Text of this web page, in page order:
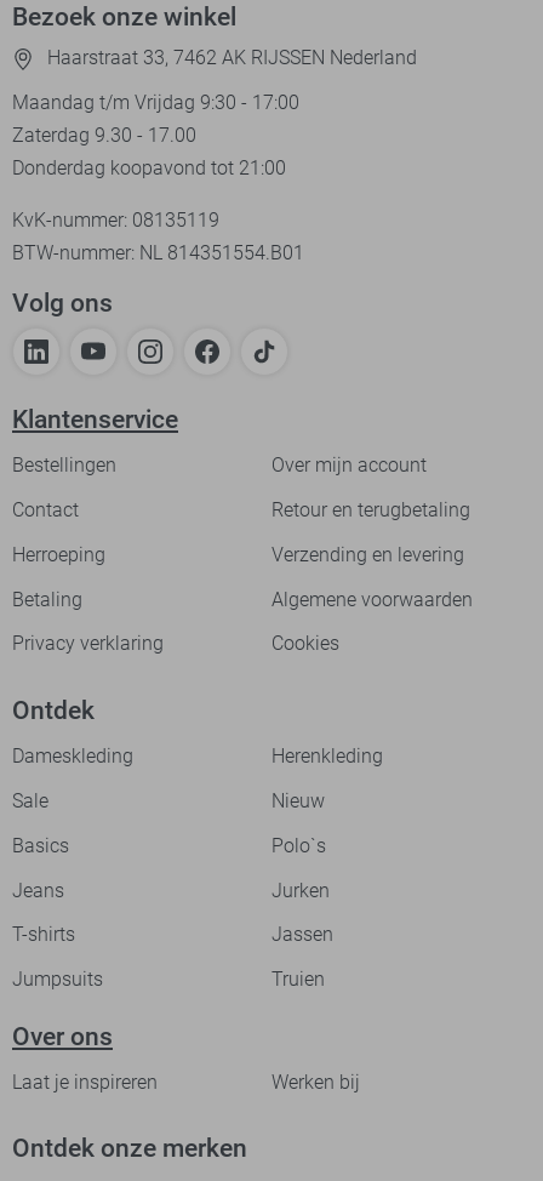
Bezoek onze winkel
Haarstraat 33, 7462 AK RIJSSEN Nederland
Maandag t/m Vrijdag 9:30 - 17:00
Zaterdag 9.30 - 17.00
Donderdag koopavond tot 21:00
KvK-nummer: 08135119
BTW-nummer: NL 814351554.B01
Volg ons
Klantenservice
Bestellingen
Over mijn account
Contact
Retour en terugbetaling
Herroeping
Verzending en levering
Betaling
Algemene voorwaarden
Privacy verklaring
Cookies
Ontdek
Dameskleding
Herenkleding
Sale
Nieuw
Basics
Polo`s
Jeans
Jurken
T-shirts
Jassen
Jumpsuits
Truien
Over ons
Laat je inspireren Werken bij
Ontdek onze merken